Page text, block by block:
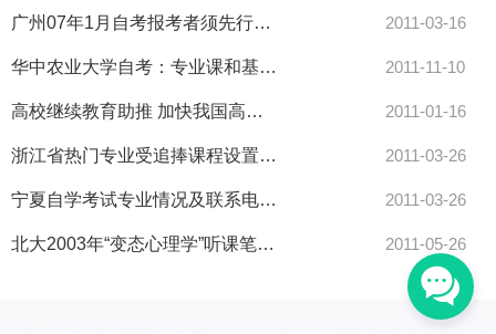
广州07年1月自考报考者须先行电子摄像-自考 2011-03-16
华中农业大学自考：专业课和基础课要交叉间报 2011-11-10
高校继续教育助推 加快我国高等教育大众化步伐 2011-01-16
浙江省热门专业受追捧课程设置有调整-自考 2011-03-26
宁夏自学考试专业情况及联系电话-自考 2011-03-26
北大2003年“变态心理学”听课笔记（4） 2011-05-26